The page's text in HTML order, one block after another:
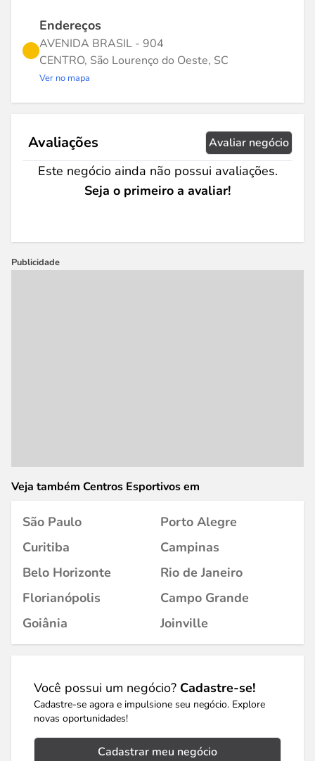
Endereços
AVENIDA BRASIL - 904
CENTRO, São Lourenço do Oeste, SC
Ver no mapa
Avaliações Avaliar negócio
Este negócio ainda não possui avaliações.
Seja o primeiro a avaliar!
Publicidade
Veja também Centros Esportivos em
São Paulo
Porto Alegre
Curitiba
Campinas
Belo Horizonte
Rio de Janeiro
Florianópolis
Campo Grande
Goiânia
Joinville
Você possui um negócio? Cadastre-se!
Cadastre-se agora e impulsione seu negócio. Explore
novas oportunidades!
Cadastrar meu negócio